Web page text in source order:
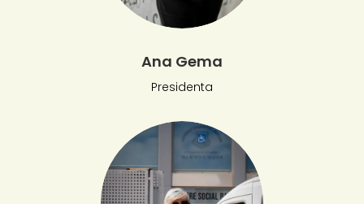
Ana Gema
Presidenta